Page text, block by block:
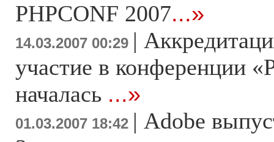
PHPCONF 2007...»
14.03.2007 00:29 |
участие в конференции
началась ...»
01.03.2007 18:42 | Adobe